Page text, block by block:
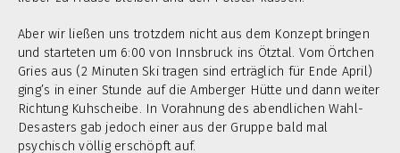
Aber wir ließen uns trotzdem nicht aus dem Konzept bringen
und starteten um 6:00 von Innsbruck ins Ötztal. Vom Örtchen
Gries aus (2 Minuten Ski tragen sind erträglich für Ende April)
ging’s in einer Stunde auf die Amberger Hütte und dann weiter
Richtung Kuhscheibe. In Vorahnung des abendlichen Wahl-
Desasters gab jedoch einer aus der Gruppe bald mal
psychisch völlig erschöpft auf.